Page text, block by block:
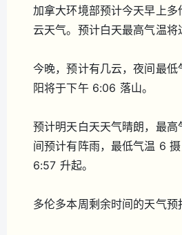
加拿大环境部预计今天早上多
云天气。预计白天最高气温将
今晚，预计有几云，夜间最
阳将于下午 6:06 落山。
预计明天白天天气晴朗，最高
间预计有阵雨，最低气温 6
6:57 升起。
多伦多本周剩余时间的天气预